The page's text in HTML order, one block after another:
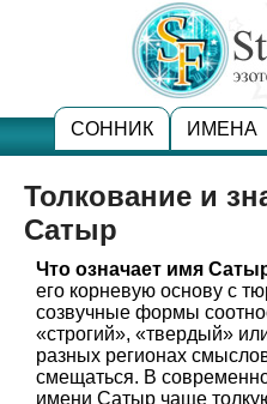
СОННИК ИМЕНА
Толкование и
Сатыр
Что означает имя
его корневую основу с
созвучные формы
«строгий», «твердый»
разных регионах
смещаться. В
имени Сатыр чаще